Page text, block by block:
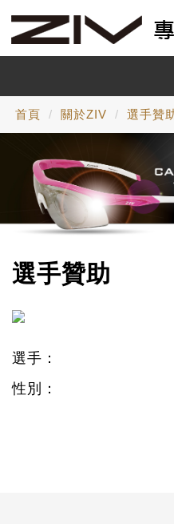
首頁 關於ZIV 選手贊
選手贊助
選手：
性別：